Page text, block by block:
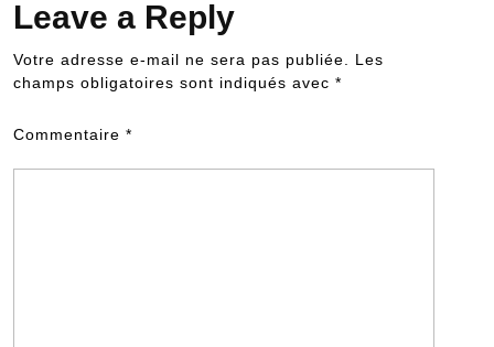
Leave a Reply
Votre adresse e-mail ne sera pas publiée.
Les
champs obligatoires sont indiqués avec *
Commentaire *